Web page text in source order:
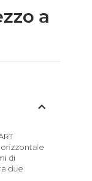
a
orizzontale
di
due